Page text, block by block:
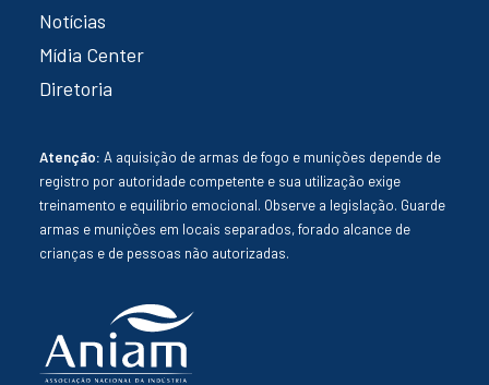
Notícias
Mídia Center
Diretoria
Atenção: A aquisição de armas de fogo e munições depende de
registro por autoridade competente e sua utilização exige
treinamento e equilíbrio emocional. Observe a legislação. Guarde
armas e munições em locais separados, forado alcance de
crianças e de pessoas não autorizadas.